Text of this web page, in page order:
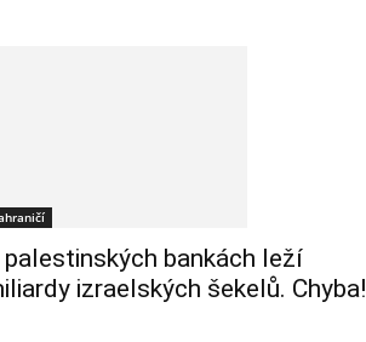
palestinských bankách leží
izraelských šekelů. Chyba!